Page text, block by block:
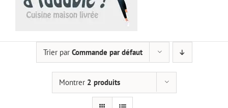
Trier par Commande par défaut
Montrer 2 produits